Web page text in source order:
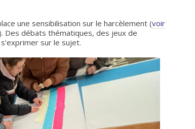
une sensibilisation sur le harcèlement (voir
). Des débats thématiques, des jeux de
sur le sujet.